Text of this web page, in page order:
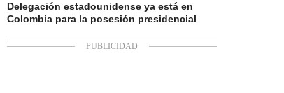
Delegación estadounidense ya está en
Colombia para la posesión presidencial